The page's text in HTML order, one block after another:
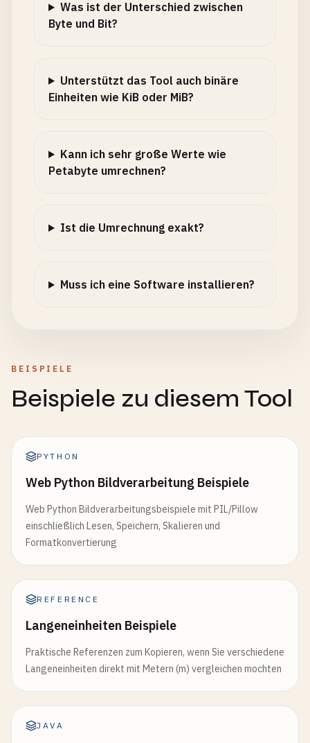
Was ist der Unterschied zwischen
Byte und Bit?
Unterstützt das Tool auch binäre
Einheiten wie KiB oder MiB?
Kann ich sehr große Werte wie
Petabyte umrechnen?
Ist die Umrechnung exakt?
Muss ich eine Software installieren?
BEISPIELE
Beispiele zu diesem Tool
PYTHON
Web Python Bildverarbeitung Beispiele
Web Python Bildverarbeitungsbeispiele mit PIL/Pillow
einschließlich Lesen, Speichern, Skalieren und
Formatkonvertierung
REFERENCE
Langeneinheiten Beispiele
Praktische Referenzen zum Kopieren, wenn Sie verschiedene
Langeneinheiten direkt mit Metern (m) vergleichen mochten
JAVA